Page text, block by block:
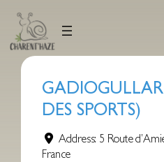
contenu
DES SPORTS)
Address: 5 Route
France